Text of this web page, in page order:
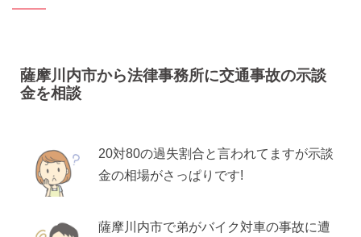
薩摩川内市から法律事務所に交通事故の示談
金を相談
20対80の過失割合と言われてますが示談
金の相場がさっぱりです!
薩摩川内市で弟がバイク対車の事故に遭